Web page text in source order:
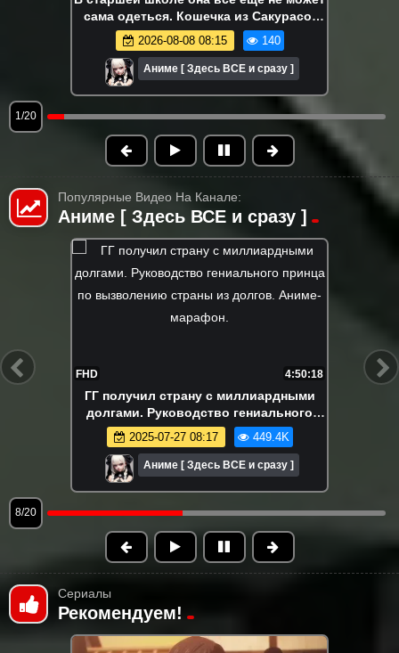
сама одеться. Кошечка из Сакурасо.
Аниме-марафон. Все серии подряд.
2026-08-08 08:15 140
Аниме [ Здесь ВСЕ и сразу ]
1/20
Популярные Видео На Канале:
Аниме [ Здесь ВСЕ и сразу ]
FHD 4:40:60
Его бросили в лесу, заместо супер
навыков. На самом деле я самый
сильный? Аниме-марафон. Все серии
подряд.
2025-06-01 08:56 396.7K
Аниме [ Здесь ВСЕ и сразу ]
9/20
Сериалы
Рекомендуем!